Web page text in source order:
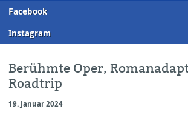
Facebook
Instagram
Berühmte Oper,
Roadtrip
19. Januar 2024